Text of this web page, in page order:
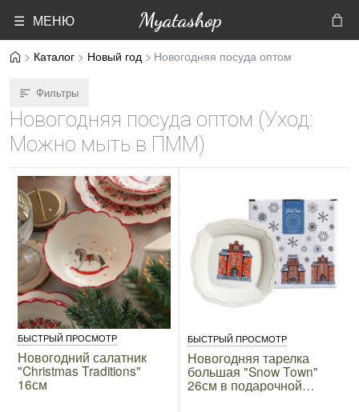
☰ МЕНЮ Myatashop
Каталог Новый год Новогодняя посуда оптом
Фильтры
Новогодняя посуда оптом (Уход:
Можно мыть в ПММ)
БЫСТРЫЙ ПРОСМОТР
Новогодний салатник
"Christmas Traditions"
16см
БЫСТРЫЙ ПРОСМОТР
Новогодняя тарелка
большая "Snow Town"
26см в подарочной